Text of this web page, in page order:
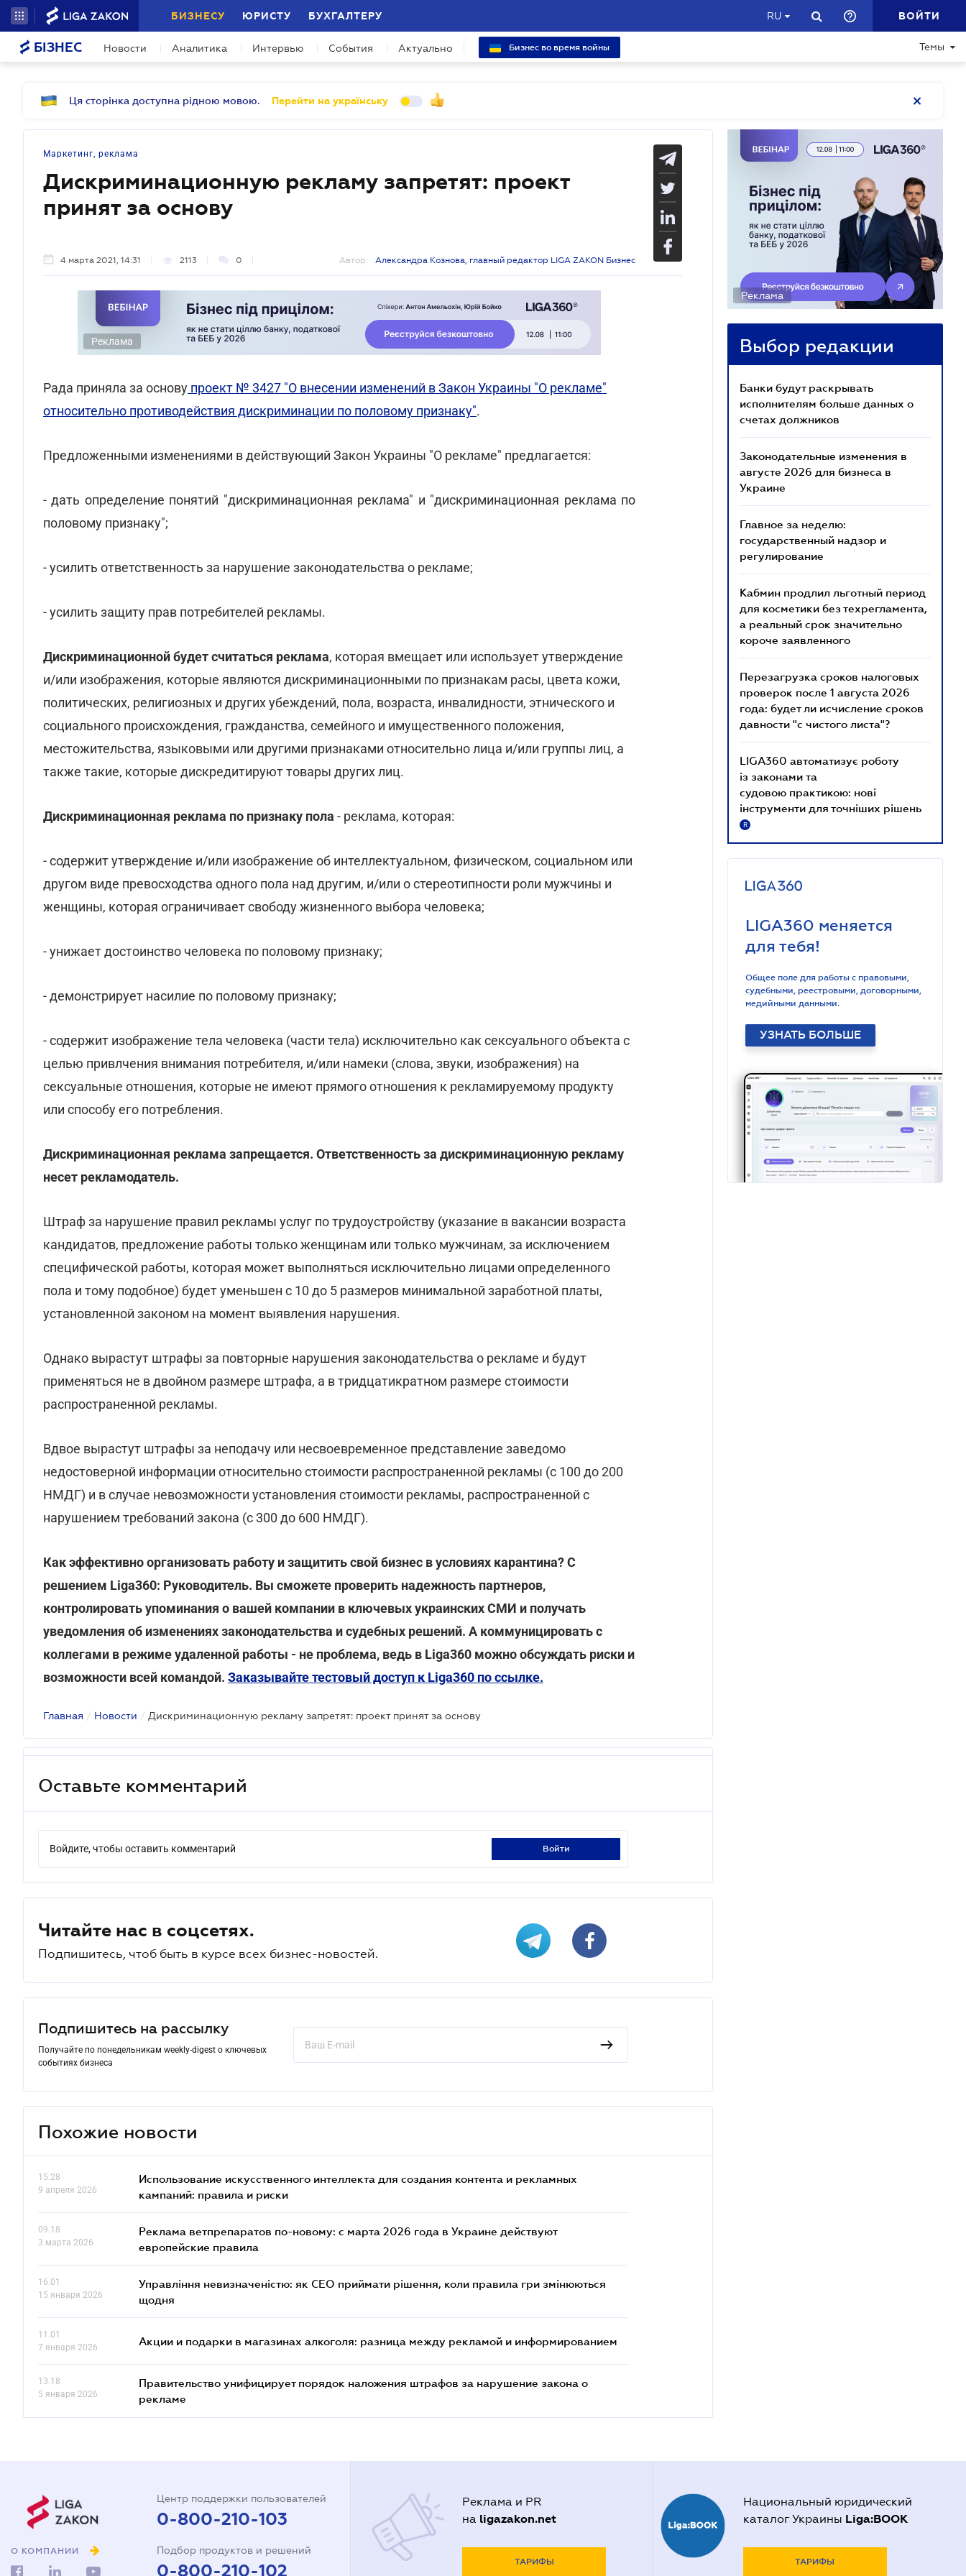
БИЗНЕСУ ЮРИСТУ БУХГАЛТЕРУ RU ВОЙТИ
БІЗНЕС Новости Аналитика Интервью События Актуально Бизнес во время войны Темы
Ця сторінка доступна рідною мовою. Перейти на українську
Маркетинг, реклама
Дискриминационную рекламу запретят: проект
принят за основу
4 марта 2021, 14:31 2113 0 Автор: Александра Кознова, главный редактор LIGA ZAKON Бизнес
Реклама
Рада приняла за основу проект № 3427 "О внесении изменений в Закон Украины "О рекламе"
относительно противодействия дискриминации по половому признаку".
Предложенными изменениями в действующий Закон Украины "О рекламе" предлагается:
- дать определение понятий "дискриминационная реклама" и "дискриминационная реклама по
половому признаку";
- усилить ответственность за нарушение законодательства о рекламе;
- усилить защиту прав потребителей рекламы.
Дискриминационной будет считаться реклама, которая вмещает или использует утверждение
и/или изображения, которые являются дискриминационными по признакам расы, цвета кожи,
политических, религиозных и других убеждений, пола, возраста, инвалидности, этнического и
социального происхождения, гражданства, семейного и имущественного положения,
местожительства, языковыми или другими признаками относительно лица и/или группы лиц, а
также такие, которые дискредитируют товары других лиц.
Дискриминационная реклама по признаку пола - реклама, которая:
- содержит утверждение и/или изображение об интеллектуальном, физическом, социальном или
другом виде превосходства одного пола над другим, и/или о стереотипности роли мужчины и
женщины, которая ограничивает свободу жизненного выбора человека;
- унижает достоинство человека по половому признаку;
- демонстрирует насилие по половому признаку;
- содержит изображение тела человека (части тела) исключительно как сексуального объекта с
целью привлчения внимания потребителя, и/или намеки (слова, звуки, изображения) на
сексуальные отношения, которые не имеют прямого отношения к рекламируемому продукту
или способу его потребления.
Дискриминационная реклама запрещается. Ответственность за дискриминационную рекламу
несет рекламодатель.
Штраф за нарушение правил рекламы услуг по трудоустройству (указание в вакансии возраста
кандидатов, предложение работы только женщинам или только мужчинам, за исключением
специфической работы, которая может выполняться исключительно лицами определенного
пола и тому подобное) будет уменьшен с 10 до 5 размеров минимальной заработной платы,
установленной законом на момент выявления нарушения.
Однако вырастут штрафы за повторные нарушения законодательства о рекламе и будут
применяться не в двойном размере штрафа, а в тридцатикратном размере стоимости
распространенной рекламы.
Вдвое вырастут штрафы за неподачу или несвоевременное представление заведомо
недостоверной информации относительно стоимости распространенной рекламы (с 100 до 200
НМДГ) и в случае невозможности установления стоимости рекламы, распространенной с
нарушением требований закона (с 300 до 600 НМДГ).
Как эффективно организовать работу и защитить свой бизнес в условиях карантина? С
решением Liga360: Руководитель. Вы сможете проверить надежность партнеров,
контролировать упоминания о вашей компании в ключевых украинских СМИ и получать
уведомления об изменениях законодательства и судебных решений. А коммуницировать с
коллегами в режиме удаленной работы - не проблема, ведь в Liga360 можно обсуждать риски и
возможности всей командой. Заказывайте тестовый доступ к Liga360 по ссылке.
Главная / Новости / Дискриминационную рекламу запретят: проект принят за основу
Оставьте комментарий
Войдите, чтобы оставить комментарий войти
Читайте нас в соцсетях.
Подпишитесь, чтоб быть в курсе всех бизнес-новостей.
Подпишитесь на рассылку
Получайте по понедельникам weekly-digest о ключевых
событиях бизнеса
Похожие новости
15.28
9 апреля 2026
Использование искусственного интеллекта для создания контента и рекламных
кампаний: правила и риски
09.18
3 марта 2026
Реклама ветпрепаратов по-новому: с марта 2026 года в Украине действуют
европейские правила
16.01
15 января 2026
Управління невизначеністю: як СЕО приймати рішення, коли правила гри змінюються
щодня
11.01
7 января 2026
Акции и подарки в магазинах алкоголя: разница между рекламой и информированием
13.18
5 января 2026
Правительство унифицирует порядок наложения штрафов за нарушение закона о
рекламе
Реклама
Выбор редакции
Банки будут раскрывать
исполнителям больше данных о
счетах должников
Законодательные изменения в
августе 2026 для бизнеса в
Украине
Главное за неделю:
государственный надзор и
регулирование
Кабмин продлил льготный период
для косметики без техрегламента,
а реальный срок значительно
короче заявленного
Перезагрузка сроков налоговых
проверок после 1 августа 2026
года: будет ли исчисление сроков
давности "с чистого листа"?
LIGA360 автоматизує роботу
із законами та
судовою практикою: нові
інструменти для точніших рішень
R
LIGA360 меняется
для тебя!
Общее поле для работы с правовыми,
судебными, реестровыми, договорными,
медийными данными.
УЗНАТЬ БОЛЬШЕ
О КОМПАНИИ
Центр поддержки пользователей
0-800-210-103
Подбор продуктов и решений
0-800-210-102
Реклама и PR
на ligazakon.net
ТАРИФЫ
Национальный юридический
каталог Украины Liga:BOOK
ТАРИФЫ